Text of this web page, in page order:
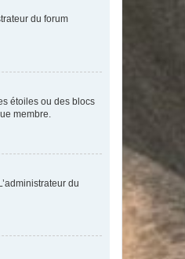
du forum
étoiles ou des blocs
membre.
du